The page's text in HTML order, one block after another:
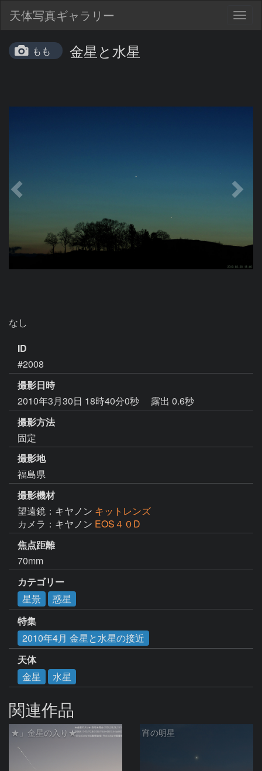
天体写真ギャラリー
もも 金星と水星
なし
ID
#2008
撮影日時
2010年3月30日 18時40分0秒
露出 0.6秒
撮影方法
固定
撮影地
福島県
撮影機材
望遠鏡：キヤノン キットレンズ
カメラ：キヤノン EOS４０D
焦点距離
70mm
カテゴリー
星景
惑星
特集
2010年4月 金星と水星の接近
天体
金星
水星
関連作品
★」金星の入り★ 宵の明星